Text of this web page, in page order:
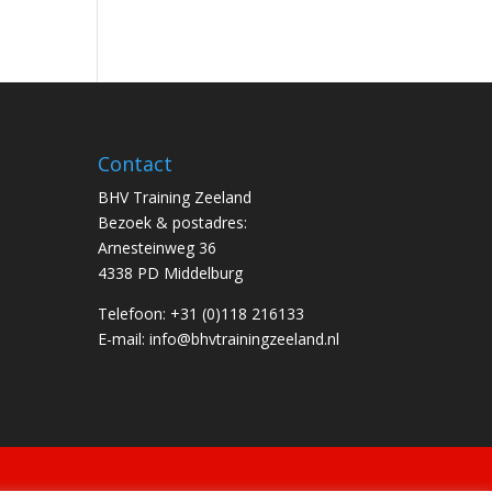
Contact
BHV Training Zeeland
Bezoek & postadres:
Arnesteinweg 36
4338 PD Middelburg
Telefoon: +31 (0)118 216133
E-mail: info@bhvtrainingzeeland.nl